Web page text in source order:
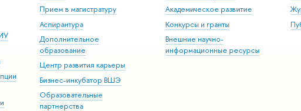
Прием в магистратуру
Аспирантура
Дополнительное
образование
Центр развития карьеры
Бизнес-инкубатор ВШЭ
Образовательные
партнерства
Академическое развитие
Конкурсы и гранты
Внешние научно-
информационные ресурсы